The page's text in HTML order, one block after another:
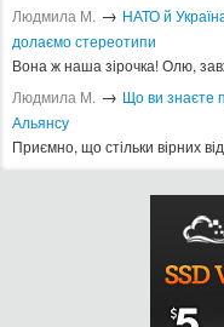
Людмила М. → ​НАТО й
долаємо стереотипи
Вона ж наша зірочка! Олю,
Людмила М. → Що ви знаєте
Альянсу ​
Приємно, що стільки вірних